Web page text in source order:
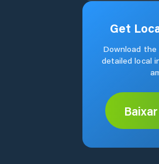
Get
Download
detailed local